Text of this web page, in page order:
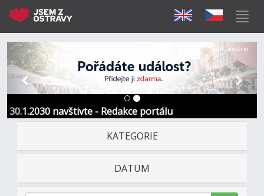
30.1.2030 navštivte - Redakce portálu
Předchozí Další
Sponzorováno
KATEGORIE
DATUM